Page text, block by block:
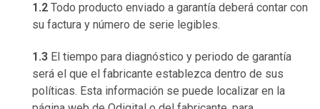
1.2 Todo producto enviado a garantía deberá contar con
su factura y número de serie legibles.
1.3 El tiempo para diagnóstico y periodo de garantía
será el que el fabricante establezca dentro de sus
políticas. Esta información se puede localizar en la